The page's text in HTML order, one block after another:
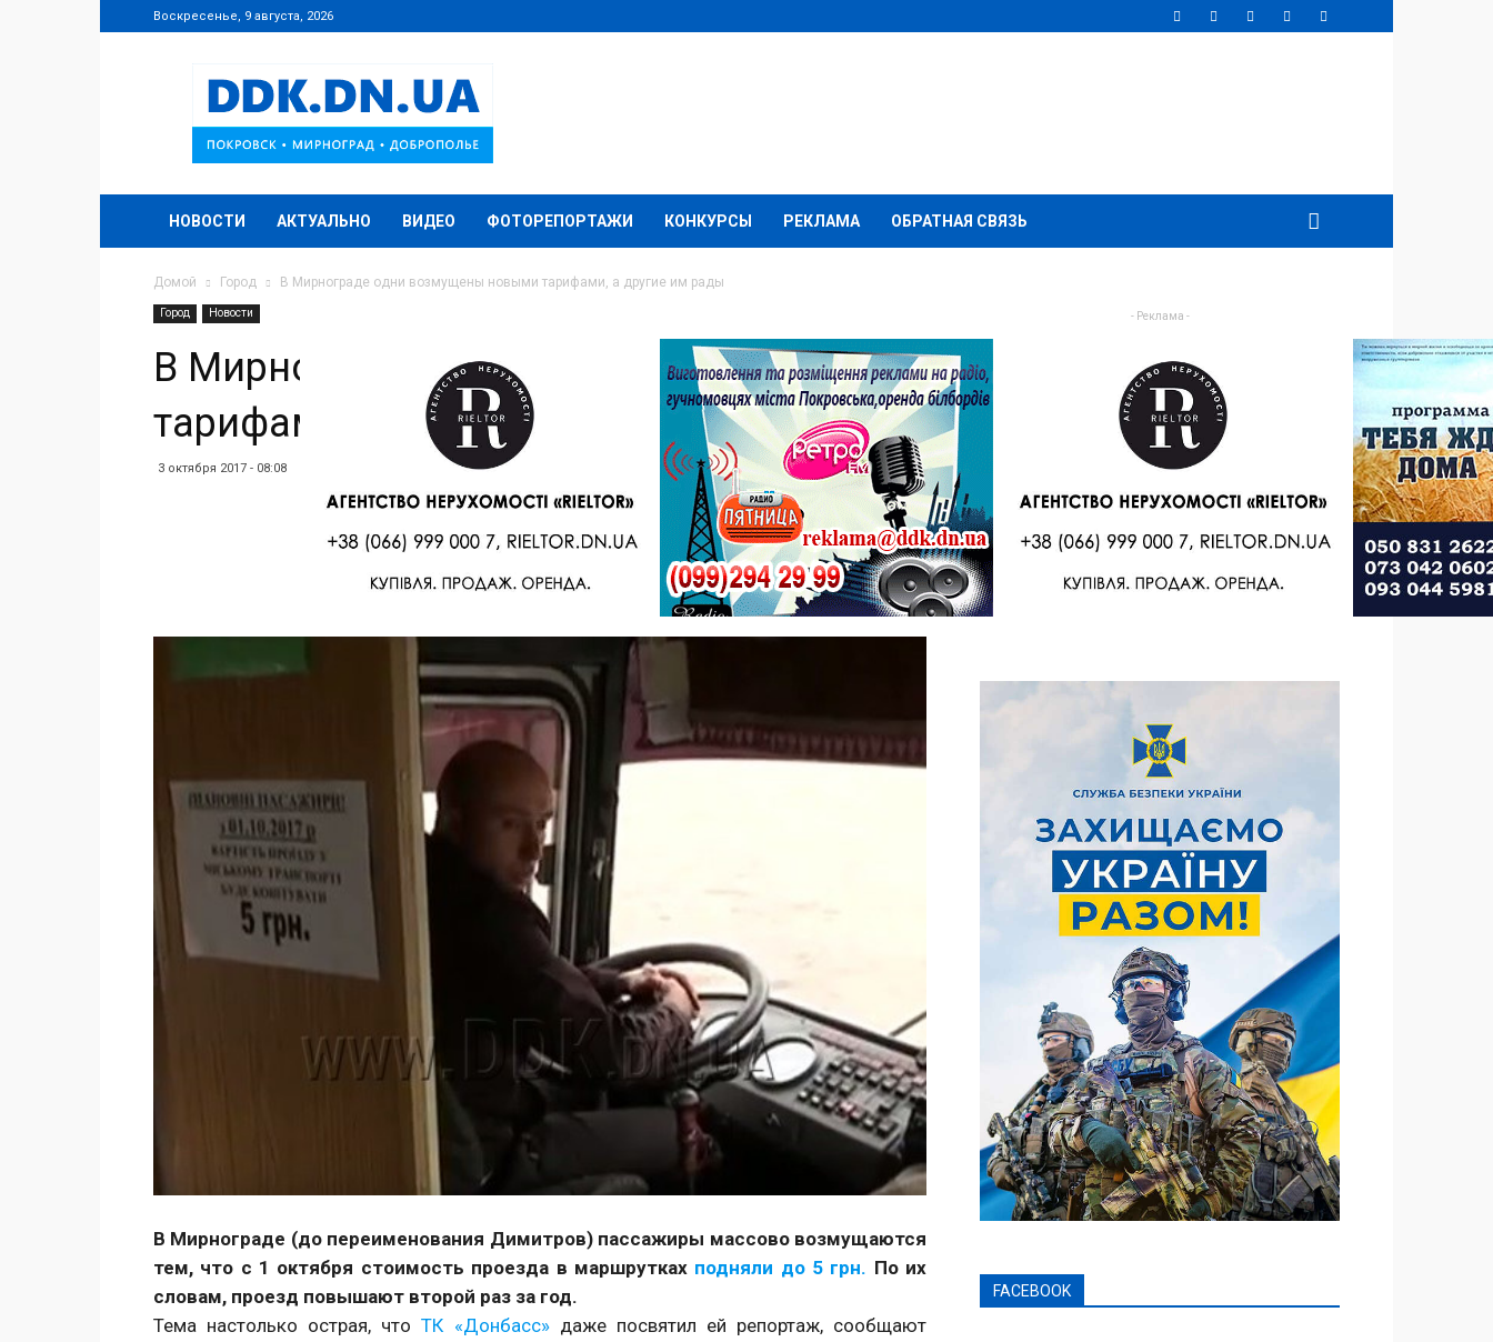
Воскресенье, 9 августа, 2026
DDK.DN.UA
НОВОСТИ АКТУАЛЬНО ВИДЕО ФОТОРЕПОРТАЖИ КОНКУРСЫ РЕКЛАМА ОБРАТНАЯ СВЯЗЬ
Домой Город В Мирнограде одни возмущены новыми тарифами, а другие им рады
Город Новости
В Мирнограде одни возмущены новыми
тарифами, а другие им рады
3 октября 2017 - 08:08
В Мирнограде (до переименования Димитров) пассажиры массово возмущаются
тем, что с 1 октября стоимость проезда в маршрутках подняли до 5 грн. По их
словам, проезд повышают второй раз за год.
Тема настолько острая, чтоТК «Донбасс»даже посвятил ей репортаж, сообщают
- Реклама -
FACEBOOK